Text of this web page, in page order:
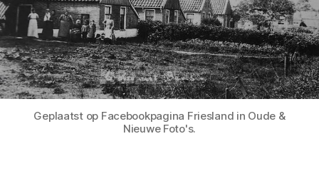
Geplaatst op Facebookpagina Friesland in Oude &
Nieuwe Foto's.